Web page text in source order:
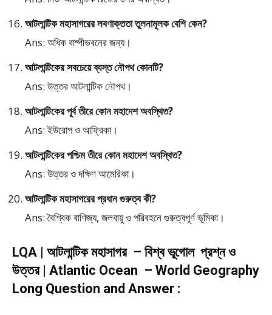
আটলান্টিক মহাসাগরের লবণাক্ততা তুলনামূলক বেশি কেন?
Ans: অধিক বাষ্পীভবনের জন্য।
আটলান্টিকের সবচেয়ে ব্যস্ত নৌপথ কোনটি?
Ans: উত্তর আটলান্টিক নৌপথ।
আটলান্টিকের পূর্ব তীরে কোন মহাদেশ অবস্থিত?
Ans: ইউরোপ ও আফ্রিকা।
আটলান্টিকের পশ্চিম তীরে কোন মহাদেশ অবস্থিত?
Ans: উত্তর ও দক্ষিণ আমেরিকা।
আটলান্টিক মহাসাগরের প্রধান গুরুত্ব কী?
Ans: বৈশ্বিক বাণিজ্য, জলবায়ু ও পরিবহনে গুরুত্বপূর্ণ ভূমিকা।
LQA | আটলান্টিক মহাসাগর – বিশ্ব ভূগোল প্রশ্ন ও
উত্তর | Atlantic Ocean – World Geography
Long Question and Answer :